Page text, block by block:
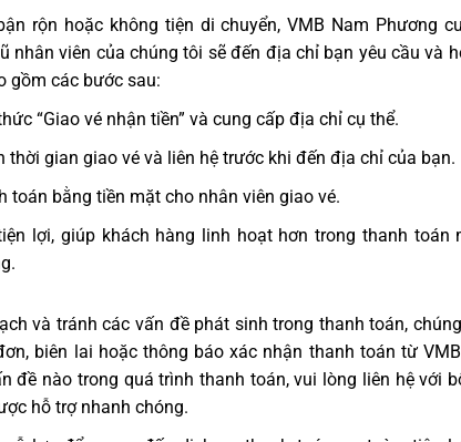
rộn hoặc không tiện di chuyển, VMB Nam Phương
nhân viên của chúng tôi sẽ đến địa chỉ bạn yêu cầu và
gồm các bước sau:
“Giao vé nhận tiền” và cung cấp địa chỉ cụ thể.
thời gian giao vé và liên hệ trước khi đến địa chỉ của bạn.
toán bằng tiền mặt cho nhân viên giao vé.
lợi, giúp khách hàng linh hoạt hơn trong thanh toán
và tránh các vấn đề phát sinh trong thanh toán,
biên lai hoặc thông báo xác nhận thanh toán từ
đề nào trong quá trình thanh toán, vui lòng liên hệ với
hỗ trợ nhanh chóng.